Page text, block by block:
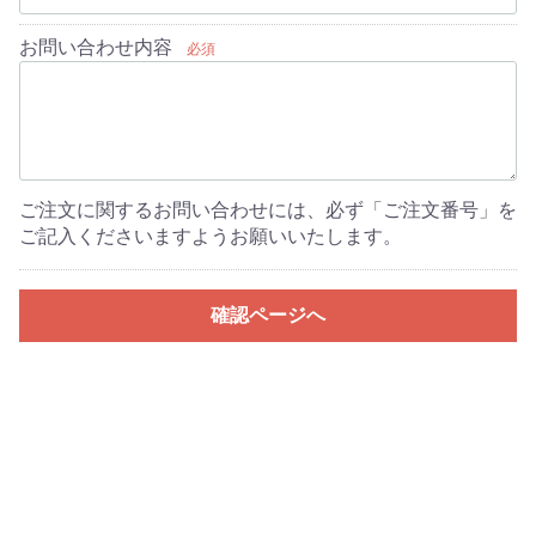
お問い合わせ内容 必須
ご注文に関するお問い合わせには、必ず「ご注文番号」を
ご記入くださいますようお願いいたします。
確認ページへ